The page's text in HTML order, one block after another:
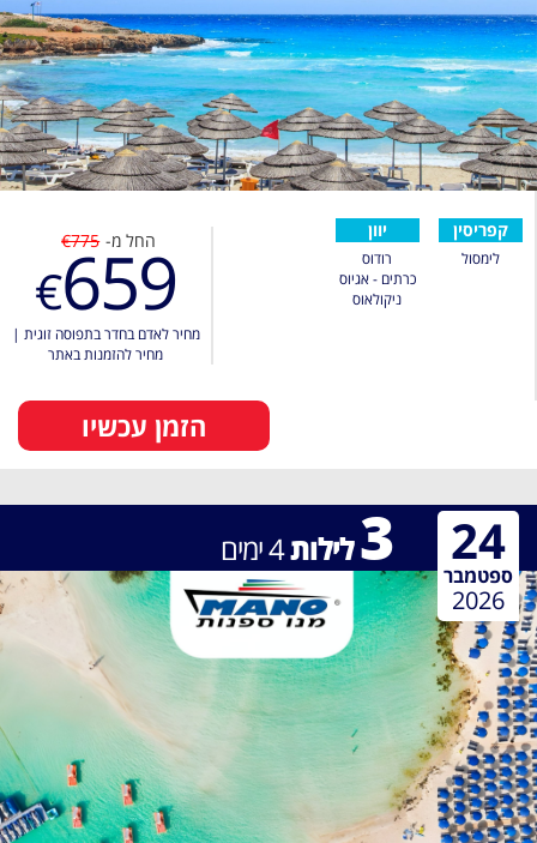
קפריסין
לימסול
יוון
רודוס
כרתים - אגיוס
ניקולאוס
החל מ- €775
€659
מחיר לאדם בחדר בתפוסה זוגית |
מחיר להזמנות באתר
הזמן עכשיו
3לילות4ימים 24
ספטמבר
2026